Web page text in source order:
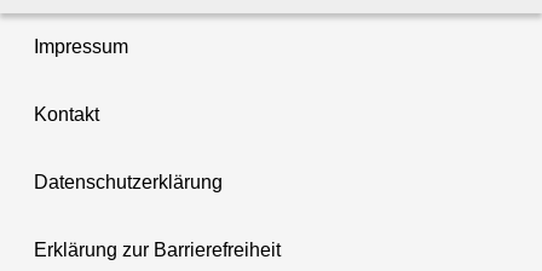
Impressum
Kontakt
Datenschutzerklärung
Erklärung zur Barrierefreiheit